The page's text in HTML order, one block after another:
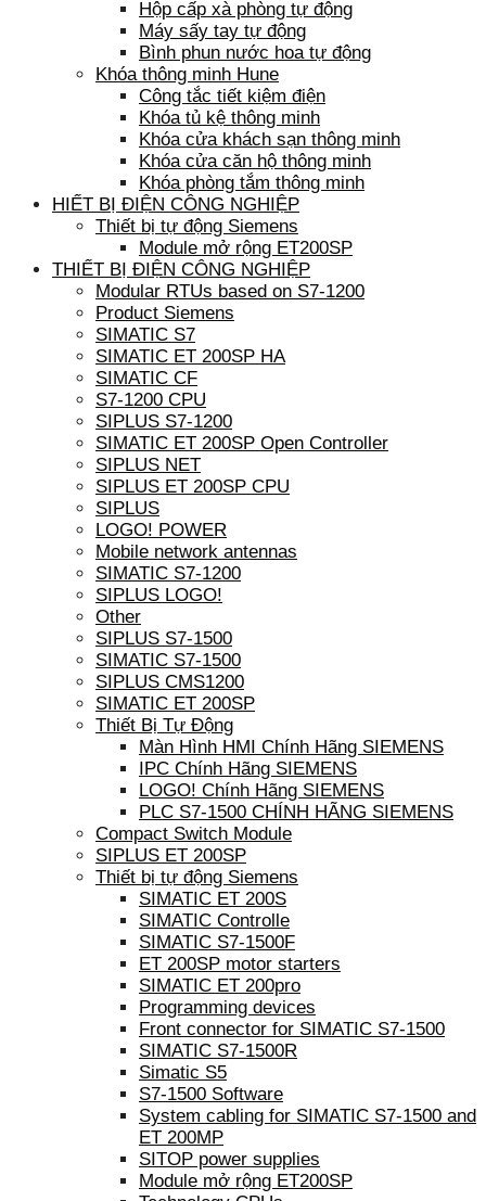
Hộp cấp xà phòng tự động
Máy sấy tay tự động
Bình phun nước hoa tự động
Khóa thông minh Hune
Công tắc tiết kiệm điện
Khóa tủ kệ thông minh
Khóa cửa khách sạn thông minh
Khóa cửa căn hộ thông minh
Khóa phòng tắm thông minh
HIẾT BỊ ĐIỆN CÔNG NGHIỆP
Thiết bị tự động Siemens
Module mở rộng ET200SP
THIẾT BỊ ĐIỆN CÔNG NGHIỆP
Modular RTUs based on S7-1200
Product Siemens
SIMATIC S7
SIMATIC ET 200SP HA
SIMATIC CF
S7-1200 CPU
SIPLUS S7-1200
SIMATIC ET 200SP Open Controller
SIPLUS NET
SIPLUS ET 200SP CPU
SIPLUS
LOGO! POWER
Mobile network antennas
SIMATIC S7-1200
SIPLUS LOGO!
Other
SIPLUS S7-1500
SIMATIC S7-1500
SIPLUS CMS1200
SIMATIC ET 200SP
Thiết Bị Tự Động
Màn Hình HMI Chính Hãng SIEMENS
IPC Chính Hãng SIEMENS
LOGO! Chính Hãng SIEMENS
PLC S7-1500 CHÍNH HÃNG SIEMENS
Compact Switch Module
SIPLUS ET 200SP
Thiết bị tự động Siemens
SIMATIC ET 200S
SIMATIC Controlle
SIMATIC S7-1500F
ET 200SP motor starters
SIMATIC ET 200pro
Programming devices
Front connector for SIMATIC S7-1500
SIMATIC S7-1500R
Simatic S5
S7-1500 Software
System cabling for SIMATIC S7-1500 and
ET 200MP
SITOP power supplies
Module mở rộng ET200SP